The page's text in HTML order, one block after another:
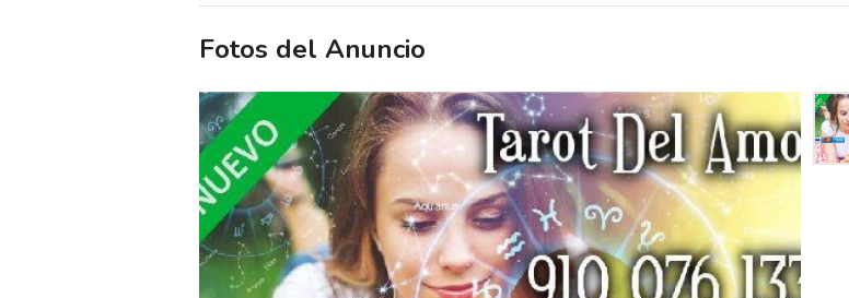
Fotos del Anuncio